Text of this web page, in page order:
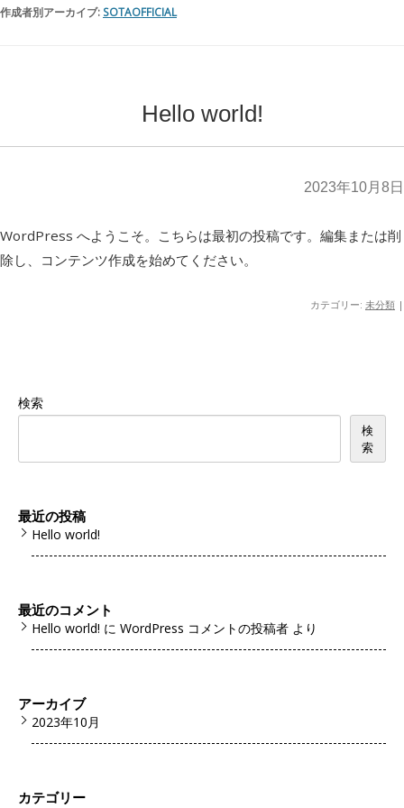
作成者別アーカイブ: SOTAOFFICIAL
Hello world!
2023年10月8日
WordPress へようこそ。こちらは最初の投稿です。編集または削
除し、コンテンツ作成を始めてください。
カテゴリー: 未分類 |
検索
検
索
最近の投稿
Hello world!
最近のコメント
Hello world! に WordPress コメントの投稿者 より
アーカイブ
2023年10月
カテゴリー